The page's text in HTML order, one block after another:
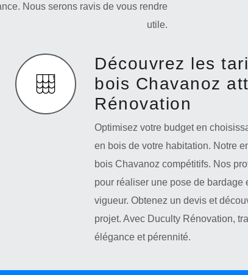
Nous serons ravis de vous rendre
utile.
Découvrez les
bois Chavanoz
Rénovation
Optimisez votre budget en
en bois de votre habitation. Notre
bois Chavanoz compétitifs. Nos
pour réaliser une pose de bardage
vigueur. Obtenez un devis et
projet. Avec Duculty Rénovation,
élégance et pérennité.